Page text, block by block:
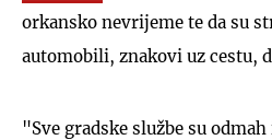
orkansko nevrijeme te da su
automobili, znakovi uz cestu,
"Sve gradske službe su